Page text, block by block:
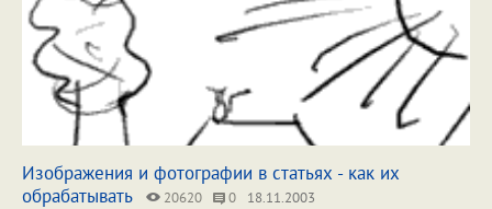
Изображения и фотографии в статьях - как их
обрабатывать
20620 0 18.11.2003